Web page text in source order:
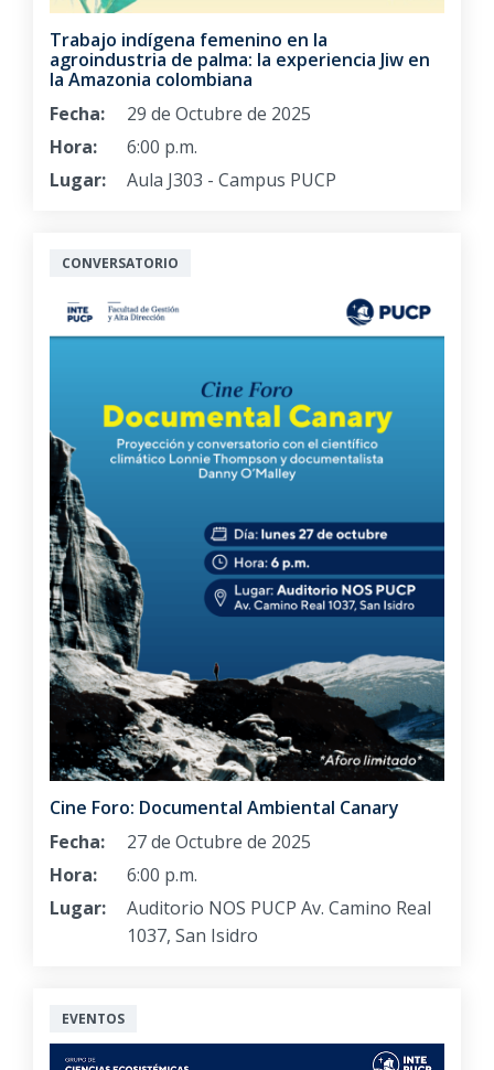
Trabajo indígena femenino en la
agroindustria de palma: la experiencia Jiw en
la Amazonia colombiana
Fecha:
29 de Octubre de 2025
Hora:
6:00 p.m.
Lugar:
Aula J303 - Campus PUCP
CONVERSATORIO
Cine Foro: Documental Ambiental Canary
Fecha:
27 de Octubre de 2025
Hora:
6:00 p.m.
Lugar:
Auditorio NOS PUCP Av. Camino Real
1037, San Isidro
EVENTOS